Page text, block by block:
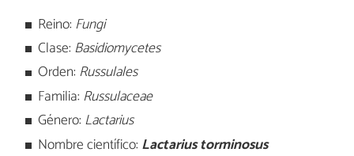
Reino: Fungi
Clase: Basidiomycetes
Orden: Russulales
Familia: Russulaceae
Género: Lactarius
Nombre científico: Lactarius torminosus